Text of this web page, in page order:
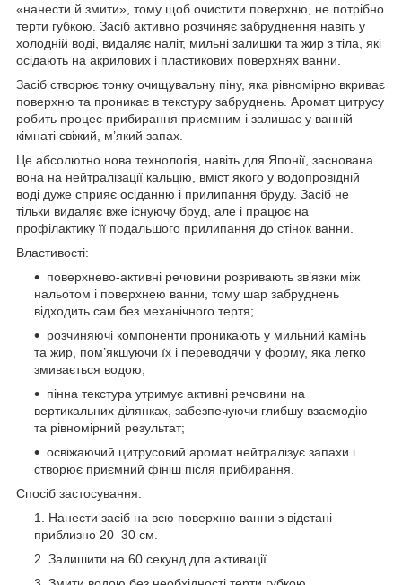
«нанести й змити», тому щоб очистити поверхню, не потрібно
терти губкою. Засіб активно розчиняє забруднення навіть у
холодній воді, видаляє наліт, мильні залишки та жир з тіла, які
осідають на акрилових і пластикових поверхнях ванни.
Засіб створює тонку очищувальну піну, яка рівномірно вкриває
поверхню та проникає в текстуру забруднень. Аромат цитрусу
робить процес прибирання приємним і залишає у ванній
кімнаті свіжий, м’який запах.
Це абсолютно нова технологія, навіть для Японії, заснована
вона на нейтралізації кальцію, вміст якого у водопровідній
воді дуже сприяє осіданню і прилипання бруду. Засіб не
тільки видаляє вже існуючу бруд, але і працює на
профілактику її подальшого прилипання до стінок ванни.
Властивості:
поверхнево-активні речовини розривають зв’язки між
нальотом і поверхнею ванни, тому шар забруднень
відходить сам без механічного тертя;
розчиняючі компоненти проникають у мильний камінь
та жир, пом’якшуючи їх і переводячи у форму, яка легко
змивається водою;
пінна текстура утримує активні речовини на
вертикальних ділянках, забезпечуючи глибшу взаємодію
та рівномірний результат;
освіжаючий цитрусовий аромат нейтралізує запахи і
створює приємний фініш після прибирання.
Спосіб застосування:
Нанести засіб на всю поверхню ванни з відстані
приблизно 20–30 см.
Залишити на 60 секунд для активації.